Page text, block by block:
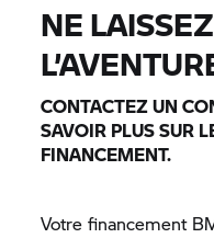
NE
CONTACTEZ UN
SAVOIR PLUS SUR
FINANCEMENT.
Votre financement